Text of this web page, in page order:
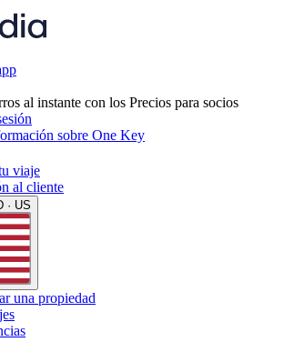
al instante con los Precios para socios
sobre One Key
viaje
al cliente
· US
una propiedad